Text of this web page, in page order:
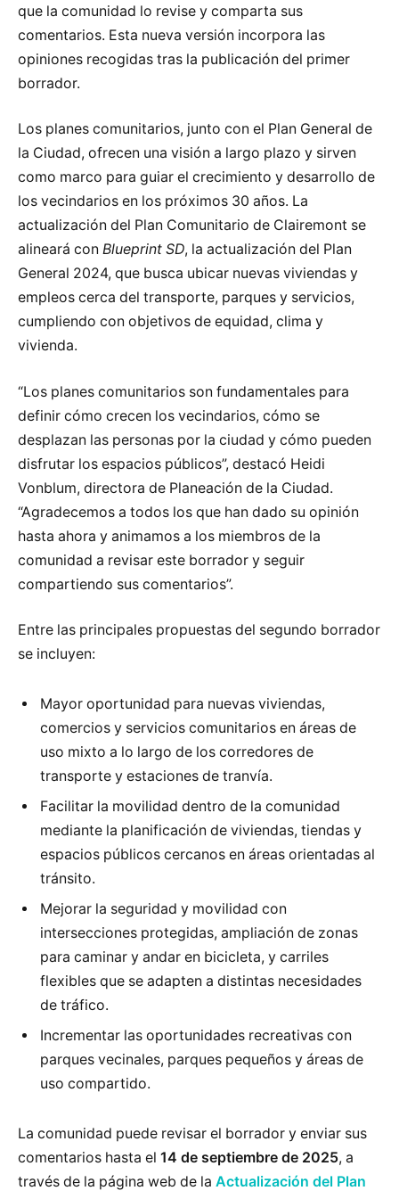
que la comunidad lo revise y comparta sus
comentarios. Esta nueva versión incorpora las
opiniones recogidas tras la publicación del primer
borrador.
Los planes comunitarios, junto con el Plan General de
la Ciudad, ofrecen una visión a largo plazo y sirven
como marco para guiar el crecimiento y desarrollo de
los vecindarios en los próximos 30 años. La
actualización del Plan Comunitario de Clairemont se
alineará con Blueprint SD, la actualización del Plan
General 2024, que busca ubicar nuevas viviendas y
empleos cerca del transporte, parques y servicios,
cumpliendo con objetivos de equidad, clima y
vivienda.
“Los planes comunitarios son fundamentales para
definir cómo crecen los vecindarios, cómo se
desplazan las personas por la ciudad y cómo pueden
disfrutar los espacios públicos”, destacó Heidi
Vonblum, directora de Planeación de la Ciudad.
“Agradecemos a todos los que han dado su opinión
hasta ahora y animamos a los miembros de la
comunidad a revisar este borrador y seguir
compartiendo sus comentarios”.
Entre las principales propuestas del segundo borrador
se incluyen:
Mayor oportunidad para nuevas viviendas,
comercios y servicios comunitarios en áreas de
uso mixto a lo largo de los corredores de
transporte y estaciones de tranvía.
Facilitar la movilidad dentro de la comunidad
mediante la planificación de viviendas, tiendas y
espacios públicos cercanos en áreas orientadas al
tránsito.
Mejorar la seguridad y movilidad con
intersecciones protegidas, ampliación de zonas
para caminar y andar en bicicleta, y carriles
flexibles que se adapten a distintas necesidades
de tráfico.
Incrementar las oportunidades recreativas con
parques vecinales, parques pequeños y áreas de
uso compartido.
La comunidad puede revisar el borrador y enviar sus
comentarios hasta el 14 de septiembre de 2025, a
través de la página web de la Actualización del Plan